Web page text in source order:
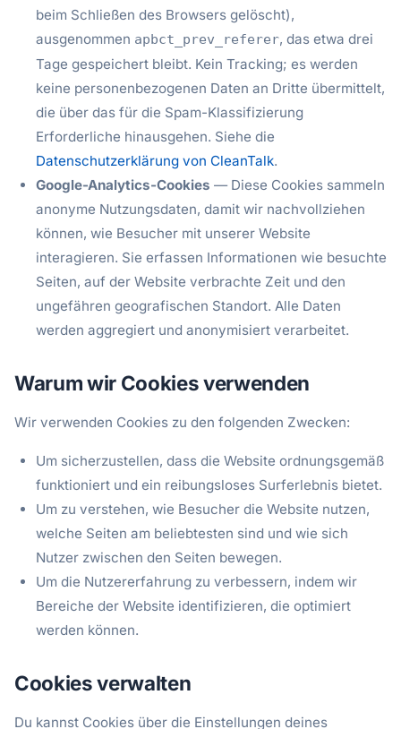
beim Schließen des Browsers gelöscht),
ausgenommen apbct_prev_referer, das etwa drei
Tage gespeichert bleibt. Kein Tracking; es werden
keine personenbezogenen Daten an Dritte übermittelt,
die über das für die Spam-Klassifizierung
Erforderliche hinausgehen. Siehe die
Datenschutzerklärung von CleanTalk.
Google-Analytics-Cookies — Diese Cookies sammeln
anonyme Nutzungsdaten, damit wir nachvollziehen
können, wie Besucher mit unserer Website
interagieren. Sie erfassen Informationen wie besuchte
Seiten, auf der Website verbrachte Zeit und den
ungefähren geografischen Standort. Alle Daten
werden aggregiert und anonymisiert verarbeitet.
Warum wir Cookies verwenden
Wir verwenden Cookies zu den folgenden Zwecken:
Um sicherzustellen, dass die Website ordnungsgemäß
funktioniert und ein reibungsloses Surferlebnis bietet.
Um zu verstehen, wie Besucher die Website nutzen,
welche Seiten am beliebtesten sind und wie sich
Nutzer zwischen den Seiten bewegen.
Um die Nutzererfahrung zu verbessern, indem wir
Bereiche der Website identifizieren, die optimiert
werden können.
Cookies verwalten
Du kannst Cookies über die Einstellungen deines